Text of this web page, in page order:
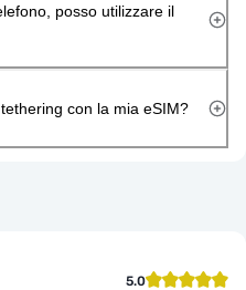
posso utilizzare il
con la mia eSIM?
5.0